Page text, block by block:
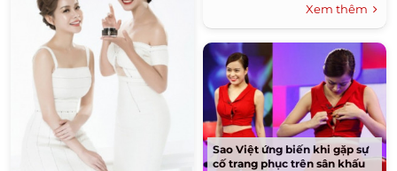
Xem thêm
Sao Việt ứng biến khi gặp sự
cố trang phục trên sân khấu